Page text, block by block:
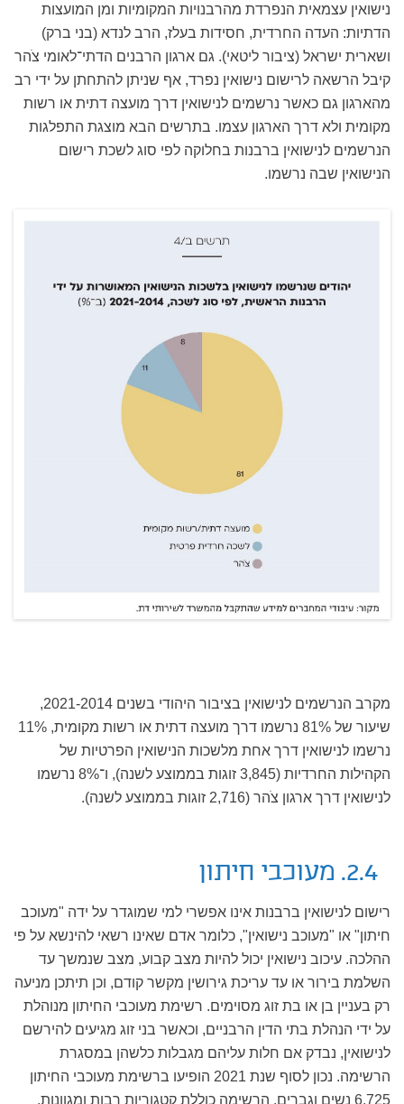
נישואין עצמאית הנפרדת מהרבנויות המקומיות ומן המועצות
הדתיות: העדה החרדית, חסידות בעלז, הרב לנדא (בני ברק)
ושארית ישראל (ציבור ליטאי). גם ארגון הרבנים הדתי־לאומי צֹהר
קיבל הרשאה לרישום נישואין נפרד, אף שניתן להתחתן על ידי רב
מהארגון גם כאשר נרשמים לנישואין דרך מועצה דתית או רשות
מקומית ולא דרך הארגון עצמו. בתרשים הבא מוצגת התפלגות
הנרשמים לנישואין ברבנות בחלוקה לפי סוג לשכת רישום
הנישואין שבה נרשמו.
מקרב הנרשמים לנישואין בציבור היהודי בשנים 2021-2014,
שיעור של 81% נרשמו דרך מועצה דתית או רשות מקומית, 11%
נרשמו לנישואין דרך אחת מלשכות הנישואין הפרטיות של
הקהילות החרדיות (3,845 זוגות בממוצע לשנה), ו־8% נרשמו
לנישואין דרך ארגון צֹהר (2,716 זוגות בממוצע לשנה).
רישום לנישואין ברבנות אינו אפשרי למי שמוגדר על ידה "מעוכב
חיתון" או "מעוכב נישואין", כלומר אדם שאינו רשאי להינשא על פי
ההלכה. עיכוב נישואין יכול להיות מצב קבוע, מצב שנמשך עד
השלמת בירור או עד עריכת גירושין מקשר קודם, וכן תיתכן מניעה
רק בעניין בן או בת זוג מסוימים. רשימת מעוכבי החיתון מנוהלת
על ידי הנהלת בתי הדין הרבניים, וכאשר בני זוג מגיעים להירשם
לנישואין, נבדק אם חלות עליהם מגבלות כלשהן במסגרת
הרשימה. נכון לסוף שנת 2021 הופיעו ברשימת מעוכבי החיתון
6,725 נשים וגברים. הרשימה כוללת קטגוריות רבות ומגוונות,